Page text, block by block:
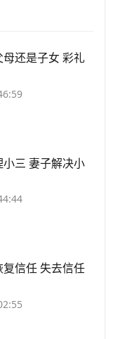
还是子女 彩礼
三 妻子解决小
信任 失去信任